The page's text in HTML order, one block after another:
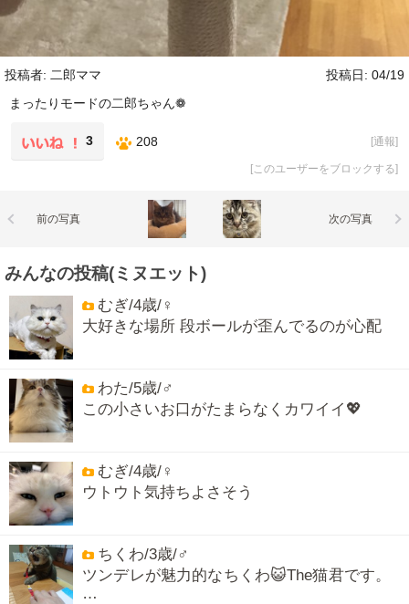
投稿者: 二郎ママ
投稿日: 04/19
まったりモードの二郎ちゃん❁
3 208 [通報]
[このユーザーをブロックする]
前の写真 次の写真
みんなの投稿(ミヌエット)
むぎ/4歳/♀
大好きな場所 段ボールが歪んでるのが心配
わた/5歳/♂
この小さいお口がたまらなくカワイイ💖
むぎ/4歳/♀
ウトウト気持ちよさそう
ちくわ/3歳/♂
ツンデレが魅力的なちくわ😺The猫君です。
…